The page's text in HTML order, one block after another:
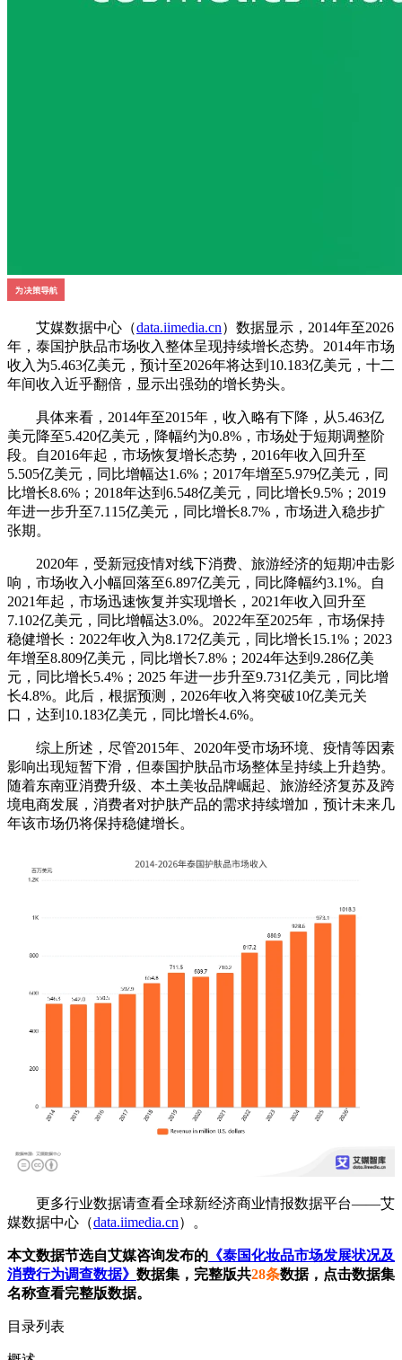
艾媒数据中心（data.iimedia.cn）数据显示，2014年至2026
年，泰国护肤品市场收入整体呈现持续增长态势。2014年市场
收入为5.463亿美元，预计至2026年将达到10.183亿美元，十二
年间收入近乎翻倍，显示出强劲的增长势头。
具体来看，2014年至2015年，收入略有下降，从5.463亿
美元降至5.420亿美元，降幅约为0.8%，市场处于短期调整阶
段。自2016年起，市场恢复增长态势，2016年收入回升至
5.505亿美元，同比增幅达1.6%；2017年增至5.979亿美元，同
比增长8.6%；2018年达到6.548亿美元，同比增长9.5%；2019
年进一步升至7.115亿美元，同比增长8.7%，市场进入稳步扩
张期。
2020年，受新冠疫情对线下消费、旅游经济的短期冲击影
响，市场收入小幅回落至6.897亿美元，同比降幅约3.1%。自
2021年起，市场迅速恢复并实现增长，2021年收入回升至
7.102亿美元，同比增幅达3.0%。2022年至2025年，市场保持
稳健增长：2022年收入为8.172亿美元，同比增长15.1%；2023
年增至8.809亿美元，同比增长7.8%；2024年达到9.286亿美
元，同比增长5.4%；2025 年进一步升至9.731亿美元，同比增
长4.8%。此后，根据预测，2026年收入将突破10亿美元关
口，达到10.183亿美元，同比增长4.6%。
综上所述，尽管2015年、2020年受市场环境、疫情等因素
影响出现短暂下滑，但泰国护肤品市场整体呈持续上升趋势。
随着东南亚消费升级、本土美妆品牌崛起、旅游经济复苏及跨
境电商发展，消费者对护肤产品的需求持续增加，预计未来几
年该市场仍将保持稳健增长。
更多行业数据请查看全球新经济商业情报数据平台——艾
媒数据中心（data.iimedia.cn）。
本文数据节选自艾媒咨询发布的 《泰国化妆品市场发展状况及
消费行为调查数据》 数据集，完整版共28条数据，点击数据集
名称查看完整版数据。
目录列表